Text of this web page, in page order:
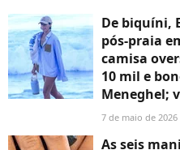
De biquíni,
pós-praia
camisa
10 mil e
Meneghel;
7 de maio de 2026
As seis